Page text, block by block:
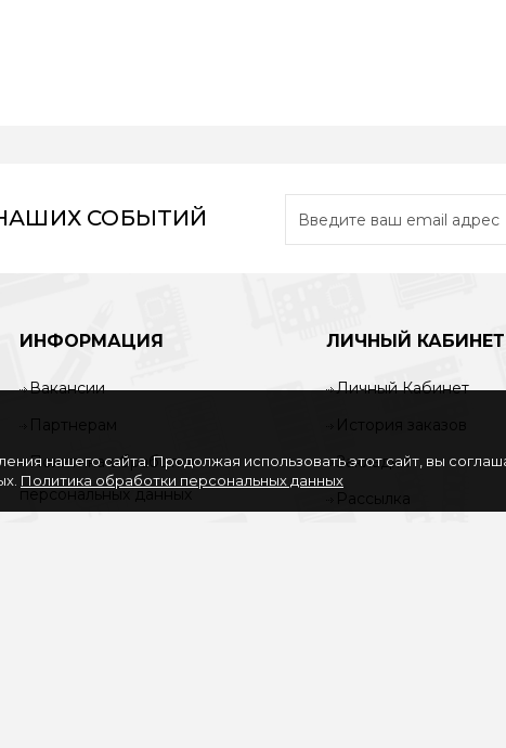
СОБЫТИЙ
ИНФОРМАЦИЯ
Вакансии
Партнерам
Политика обработки
персональных данных
ЛИЧНЫЙ КАБИНЕТ
Личный Кабинет
История заказов
Закладки
Рассылка
нашего сайта. Продолжая использовать этот сайт, вы
Политика обработки персональных данных